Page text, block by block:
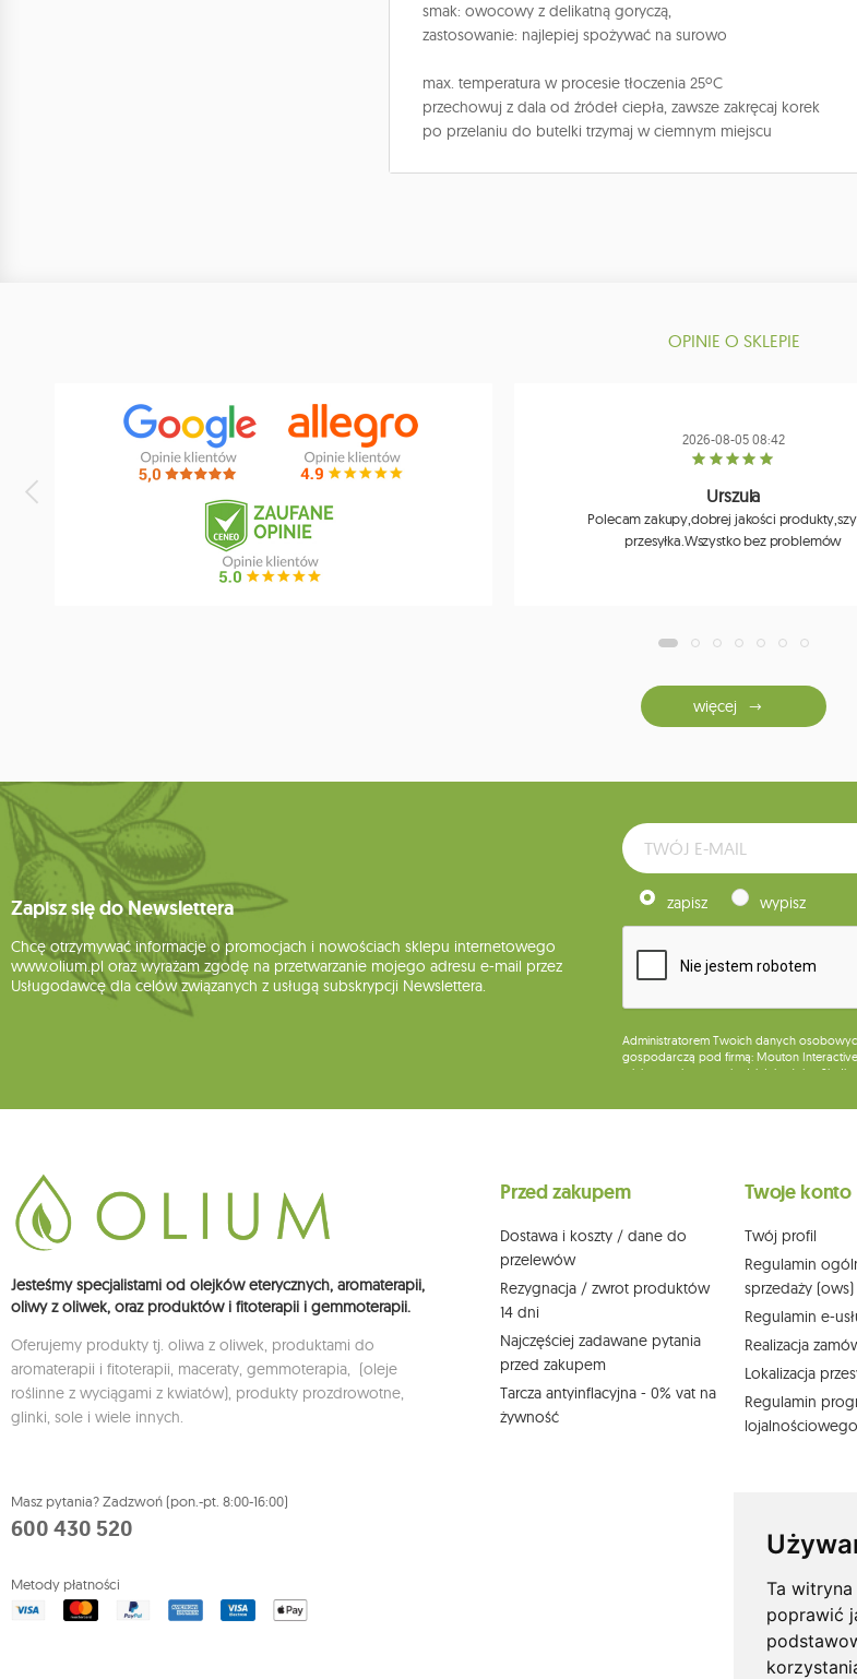
Ta
poprawić
smak: owocowy z delikatną goryczą,
zastosowanie: najlepiej spożywać na surowo
max. temperatura w procesie tłoczenia 25ºC
przechowuj z dala od źródeł ciepła, zawsze zakręcaj korek
po przelaniu do butelki trzymaj w ciemnym miejscu
OPINIE O SKLEPIE
2026-08-05 08:42
Urszula
Polecam zakupy,dobrej jakości
przesyłka.Wszystko bez problemów
więcej
Zapisz się do Newslettera
Chcę otrzymywać informacje o promocjach i nowościach sklepu internetowego
www.olium.pl oraz wyrażam zgodę na przetwarzanie mojego adresu e-mail przez
Usługodawcę dla celów związanych z usługą subskrypcji Newslettera.
zapisz wypisz
Administratorem Twoich danych
gospodarczą pod firmą: Mouton
miejsca wykonywania działalności w
Dane będą przetwarzane w celu wysyłki
działem obsługi klienta Mouton Interactive
Jesteśmy specjalistami od olejków eterycznych, aromaterapii,
oliwy z oliwek, oraz produktów i fitoterapii i gemmoterapii.
Oferujemy produkty tj. oliwa z oliwek, produktami do
aromaterapii i fitoterapii, maceraty, gemmoterapia, (oleje
roślinne z wyciągami z kwiatów), produkty prozdrowotne,
glinki, sole i wiele innych.
Masz pytania? Zadzwoń (pon.-pt. 8:00-16:00)
600 430 520
Metody płatności
Przed zakupem
Dostawa i koszty / dane do
przelewów
Rezygnacja / zwrot produktów
14 dni
Najczęściej zadawane pytania
przed zakupem
Tarcza antyinflacyjna - 0% vat na
żywność
Twoje konto
Twój profil
Regulamin
sprzedaży (ows)
Regulamin e-
Realizacja
Lokalizacja
Regulamin
lojalnościowego